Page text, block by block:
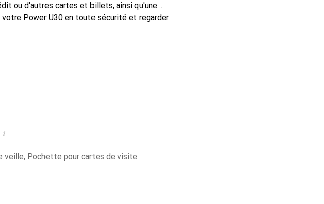
ou d'autres cartes et billets, ainsi qu'une
Power U30 en toute sécurité et regarder
magnétique, cet étui Power U30 protège votre
avec l'étui fermé.
i
veille, Pochette pour cartes de visite